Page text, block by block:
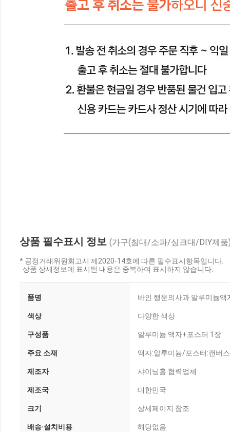
상품 필수표시 정보 (가구(침대/소파/싱크대/DIY제품
* 공정거래위원회고시 제2020-14호에 따른 필수표시항목입니다.
상품 상세정보에 표시된 내용은 중복하여 표시하지 않습니다.
품명 바인 행운의사과 알루미늄액
색상 다양한 색상
구성품 알루미늄 액자+포스터 1장
주요 소재 액자:알루미늄/포스터:캔버
제조자 샤이닝홈 협력업체
제조국 대한민국
크기 상세페이지 참조
배송·설치비용 해당없음